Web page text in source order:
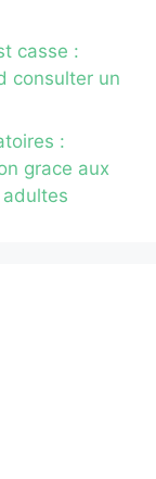
casse :
consulter un
:
grace aux